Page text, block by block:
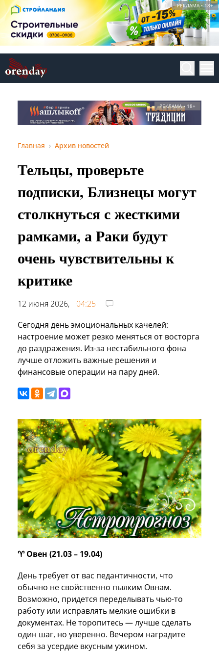
РЕКЛАМА • 18+
РЕКЛАМА • 18+
Главная Архив новостей
Тельцы, проверьте
подписки, Близнецы могут
столкнуться с жесткими
рамками, а Раки будут
очень чувствительны к
критике
12 июня 2026,
04:25
Сегодня день эмоциональных качелей:
настроение может резко меняться от восторга
до раздражения. Из-за нестабильного фона
лучше отложить важные решения и
финансовые операции на пару дней.
♈️ Овен (21.03 – 19.04)
День требует от вас педантичности, что
обычно не свойственно пылким Овнам.
Возможно, придется переделывать чью-то
работу или исправлять мелкие ошибки в
документах. Не торопитесь — лучше сделать
один шаг, но уверенно. Вечером наградите
себя за усердие вкусным ужином.